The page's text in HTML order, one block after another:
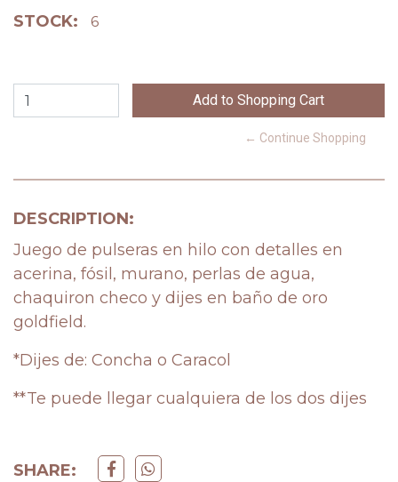
STOCK: 6
← Continue Shopping
DESCRIPTION:
Juego de pulseras en hilo con detalles en
acerina, fósil, murano, perlas de agua,
chaquiron checo y dijes en baño de oro
goldfield.
*Dijes de: Concha o Caracol
**Te puede llegar cualquiera de los dos dijes
SHARE: